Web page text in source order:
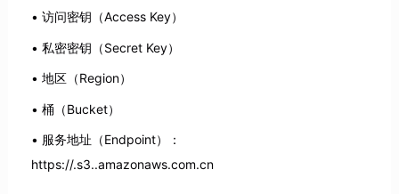
访问密钥（Access Key）
私密密钥（Secret Key）
地区（Region）
桶（Bucket）
服务地址（Endpoint）：
https://.s3..amazonaws.com.cn